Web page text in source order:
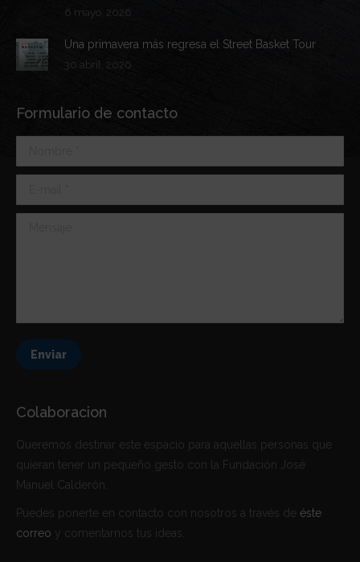
6 mayo, 2026
Una primavera más regresa el Street Basket Tour
30 abril, 2026
Formulario de contacto
Enviar
Colaboracion
Queremos destinar este espacio para aquellas personas que
quieran tener un pequeño gesto con la Fundación José
Manuel Calderón.
Puedes ponerte en contacto con nosotros a través de éste
correo y comentarnos tus ideas.